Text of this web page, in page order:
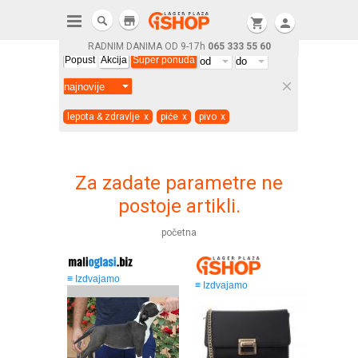
RADNIM DANIMA OD 9-17h 065 333 55 60
shopping_cart person
store
Popust Akcija Super ponuda
clear
lepota & zdravlje x piće x pivo x
Za zadate parametre ne
postoje artikli.
početna